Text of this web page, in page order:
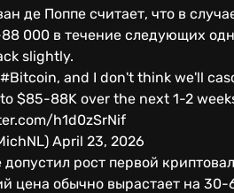
де Поппе считает, что в
000 в течение следующих
slightly.
and I don't think we'll
$85-88K over the next 1-2
h1d0zSrNif
April 23, 2026
рост первой
цена обычно вырастает на 30-